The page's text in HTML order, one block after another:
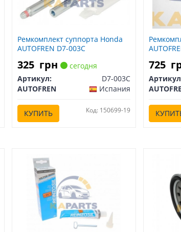
Ремкомплект суппорта Honda
AUTOFREN D7-003C
325 грн
сегодня
Артикул:
D7-003C
AUTOFREN
Испания
КУПИТЬ Код: 150699-19
725